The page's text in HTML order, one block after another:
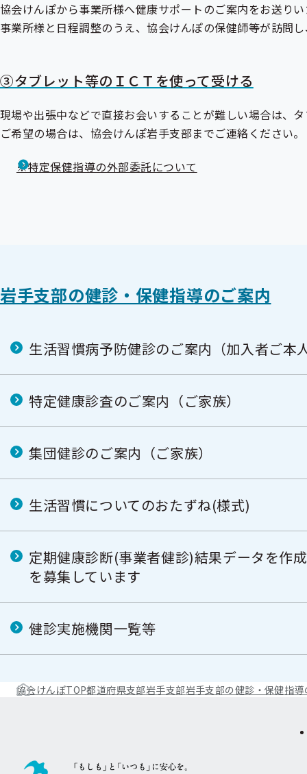
協会けんぽから事業所様へ健康サポートのご案内をお送りい
事業所様と日程調整のうえ、協会けんぽの保健師等が訪問
③タブレット等のＩＣＴを使って受ける
現場や出張中などで直接お会いすることが難しい場合は、
ご希望の場合は、協会けんぽ岩手支部までご連絡ください。
※特定保健指導の外部委託について
岩手支部の健診・保健指導のご案内
生活習慣病予防健診のご案内（加入者ご本人
特定健康診査のご案内（ご家族）
集団健診のご案内（ご家族）
生活習慣についてのおたずね(様式)
定期健康診断(事業者健診)結果データを作
を募集しています
健診実施機関一覧等
協会けんぽTOP都道府県支部岩手支部岩手支部の健診・保健指